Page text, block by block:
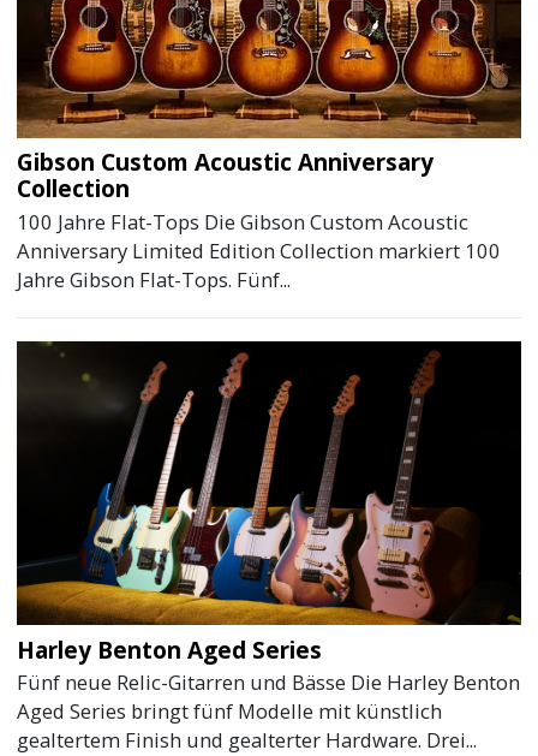
Gibson Custom Acoustic Anniversary
Collection
100 Jahre Flat-Tops Die Gibson Custom Acoustic
Anniversary Limited Edition Collection markiert 100
Jahre Gibson Flat-Tops. Fünf...
Harley Benton Aged Series
Fünf neue Relic-Gitarren und Bässe Die Harley Benton
Aged Series bringt fünf Modelle mit künstlich
gealtertem Finish und gealterter Hardware. Drei...